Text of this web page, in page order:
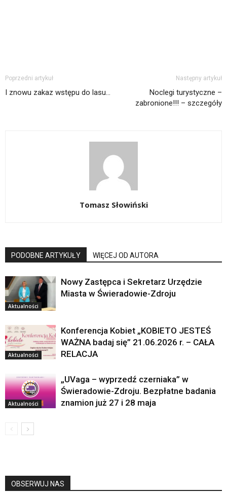
Poprzedni artykuł
I znowu zakaz wstępu do lasu…
Następny artykuł
Noclegi turystyczne –
zabronione!!! – szczegóły
Tomasz Słowiński
PODOBNE ARTYKUŁY WIĘCEJ OD AUTORA
Aktualności
Nowy Zastępca i Sekretarz Urzędzie
Miasta w Świeradowie-Zdroju
Aktualności
Konferencja Kobiet „KOBIETO JESTEŚ
WAŻNA badaj się” 21.06.2026 r. – CAŁA
RELACJA
Aktualności
„UVaga – wyprzedź czerniaka” w
Świeradowie-Zdroju. Bezpłatne badania
znamion już 27 i 28 maja
OBSERWUJ NAS